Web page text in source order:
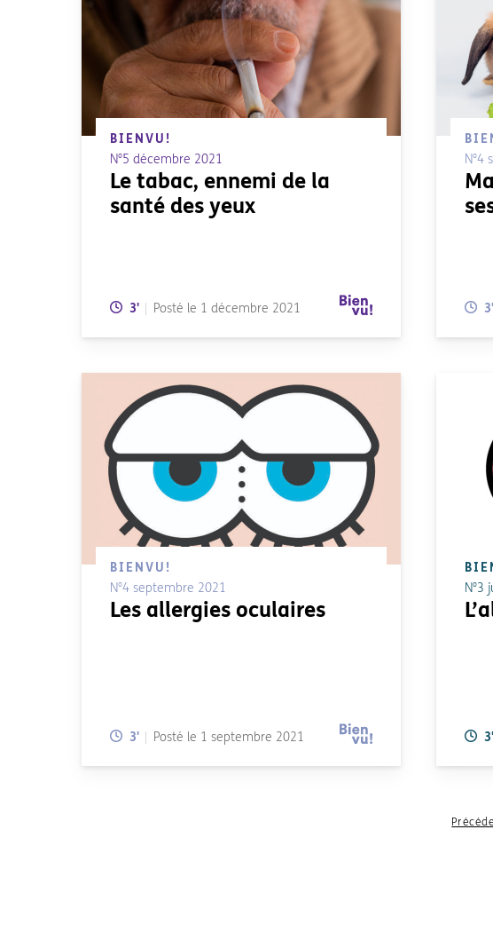
BIENVU!
N°5 décembre 2021
Le tabac, ennemi de la
santé des yeux
Temps de lecture:
3' Posté le 1 décembre 2021
N°4
3'
BIENVU!
N°4 septembre 2021
Les allergies oculaires
Temps de lecture:
3' Posté le 1 septembre 2021
N°3
3'
Pagination des